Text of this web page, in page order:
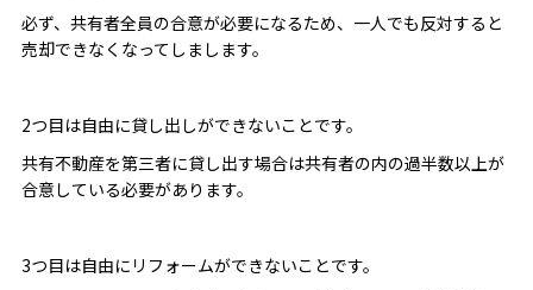
必ず、共有者全員の合意が必要になるため、一人でも反対すると
売却できなくなってしまします。
2つ目は自由に貸し出しができないことです。
共有不動産を第三者に貸し出す場合は共有者の内の過半数以上が
合意している必要があります。
3つ目は自由にリフォームができないことです。